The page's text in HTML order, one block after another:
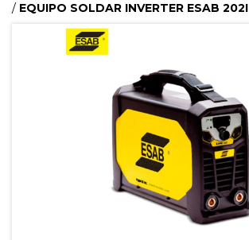
/ EQUIPO SOLDAR INVERTER ESAB 202I